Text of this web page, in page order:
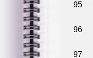
95
96
97